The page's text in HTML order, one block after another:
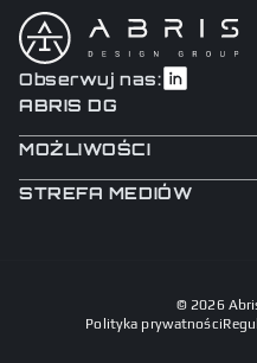
Obserwuj nas:
ABRIS DG
MOŻLIWOŚCI
STREFA MEDIÓW
© 2026
Polityka prywatności